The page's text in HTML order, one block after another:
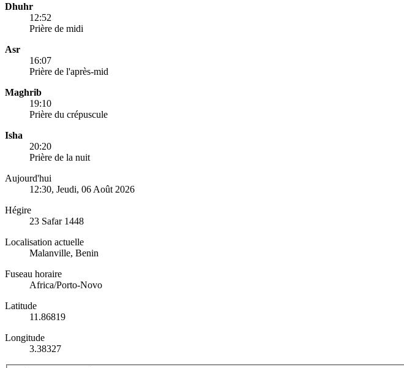
Dhuhr
12:52
Prière de midi
Asr
16:07
Prière de l'après-mid
Maghrib
19:10
Prière du crépuscule
Isha
20:20
Prière de la nuit
Aujourd'hui
12:30, Jeudi, 06 Août 2026
Hégire
23 Safar 1448
Localisation actuelle
Malanville, Benin
Fuseau horaire
Africa/Porto-Novo
Latitude
11.86819
Longitude
3.38327